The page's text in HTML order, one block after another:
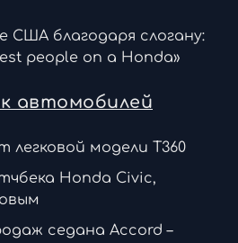
США благодаря слогану:
people on a Honda»
автомобилей
легковой модели T360
Honda Civic,
седана Accord –